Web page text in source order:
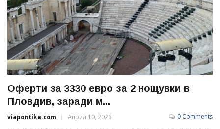
Оферти за 3330 евро за 2 нощувки в
Пловдив, заради м...
viapontika.com Април 10, 2026 0 Comments